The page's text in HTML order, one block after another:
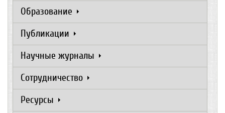
Образование
Публикации
Научные журналы
Сотрудничество
Ресурсы